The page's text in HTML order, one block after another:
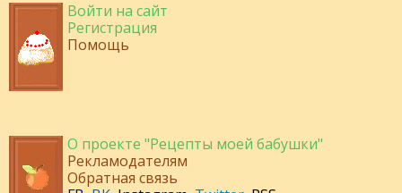
Войти на сайт
Регистрация
Помощь
О проекте "Рецепты моей бабушки"
Рекламодателям
Обратная связь